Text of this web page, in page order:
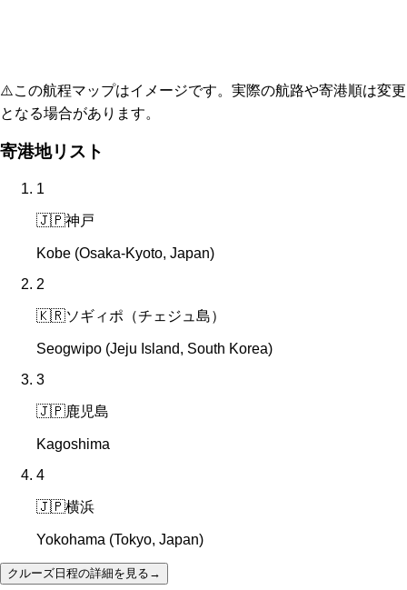
⚠️この航程マップはイメージです。実際の航路や寄港順は変更
となる場合があります。
寄港地リスト
1
🇯🇵神戸
Kobe (Osaka-Kyoto, Japan)
2
🇰🇷ソギィポ（チェジュ島）
Seogwipo (Jeju Island, South Korea)
3
🇯🇵鹿児島
Kagoshima
4
🇯🇵横浜
Yokohama (Tokyo, Japan)
クルーズ日程の詳細を見る →